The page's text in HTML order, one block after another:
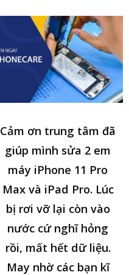
Cảm ơn trung tâm đã
giúp mình sửa 2 em
máy iPhone 11 Pro
Max và iPad Pro. Lúc
bị rơi vỡ lại còn vào
nước cứ nghĩ hỏng
rồi, mất hết dữ liệu.
May nhờ các bạn kĩ